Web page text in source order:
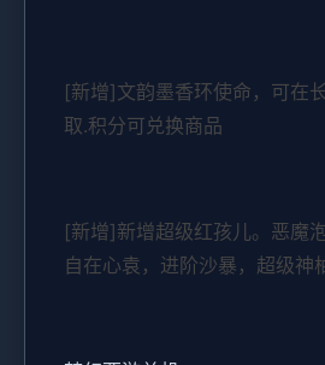
[新增]文韵墨香环使命，可在
取.积分可兑换商品
[新增]新增超级红孩儿。恶魔
自在心袁，进阶沙暴，超级神